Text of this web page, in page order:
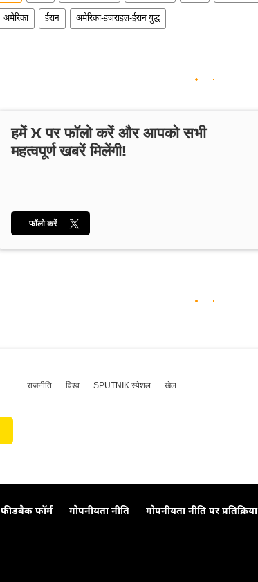
अमेरिका ईरान अमेरिका-इजराइल-ईरान युद्ध
हमें X पर फॉलो करें और आपको सभी
महत्वपूर्ण खबरें मिलेंगी!
फॉलो करें
राजनीति विश्व SPUTNIK स्पेशल खेल
फीडबैक फॉर्म गोपनीयता नीति गोपनीयता नीति पर प्रतिक्रिया